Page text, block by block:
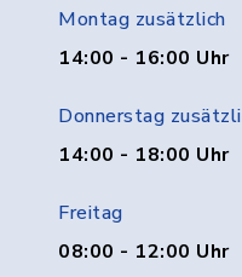
Montag zusätzlich
14:00 - 16:00 Uhr
Donnerstag
14:00 - 18:00 Uhr
Freitag
08:00 - 12:00 Uhr